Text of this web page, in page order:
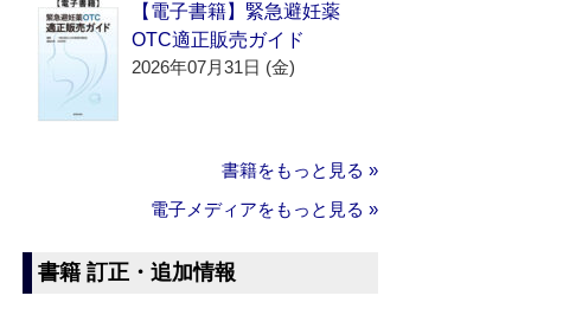
【電子書籍】緊急避妊薬
OTC適正販売ガイド
2026年07月31日 (金)
書籍をもっと見る »
電子メディアをもっと見る »
書籍 訂正・追加情報